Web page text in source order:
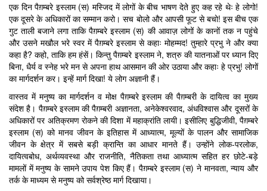
एक दिन पैग़म्बरे इस्लाम (स) मस्जिद में लोगों के बीच भाषण देते हुए कह रहे थेः हे लोगो!
एक दूसरे के अधिकारों का सम्मान करो। सच बोलो और आपसी फूट से बचो! इस बीच एक
गुट ताली बजाने लगा ताकि पैग़म्बरे इस्लाम (स) की आवाज़ लोगों के कानों तक न पहुंचे
और उसने मखौल भरे स्वर में पैग़म्बरे इस्लाम से कहाः मोहम्मद! तुम्हारे प्रभु ने और क्या
कहा है? कहो, ताकि हम हंसें। किन्तु पैग़म्बरे इस्लाम ने, शत्रु की यातनाओं पर ध्यान दिए
बिना, धैर्य व स्नेह भरे मन से अपना हाथ आसमान की ओर उठाया और कहाः हे प्रभु! लोगों
का मार्गदर्शन कर। इन्हें मार्ग दिखा! ये लोग अज्ञानी हैं।
वास्तव में मनुष्य का मार्गदर्शन व मोक्ष पैग़म्बरे इस्लाम की पैग़म्बरी के दायित्व का मुख्य
संदेश है। पैग़म्बरे इस्लाम की पैग़म्बरी अज्ञानता, अनेकेश्वरवाद, अंधविश्वास और दूसरों के
अधिकारों पर अतिक्रमण रोकने की दिशा में महाक्रांति लायी। इसीलिए बुद्धिजीवी, पैग़म्बरे
इस्लाम (स) को मानव जीवन के इतिहास में आध्यात्म, मूल्यों के पालन और सामाजिक
जीवन के क्षेत्र में सबसे बड़ी क्रान्ति का आधार मानते हैं। उन्होंने लोक-परलोक,
दायित्वबोध, अर्थव्यवस्था और राजनीति, नैतिकता तथा आध्यात्म सहित हर छोटे-बड़े
मामलों में मनुष्य के सामने उपाय पेश किए हैं। पैग़म्बरे इस्लाम (स) ने मानवता, न्याय और
तर्क के माध्यम से मनुष्य को सर्वश्रेष्ठ मार्ग दिखाया।